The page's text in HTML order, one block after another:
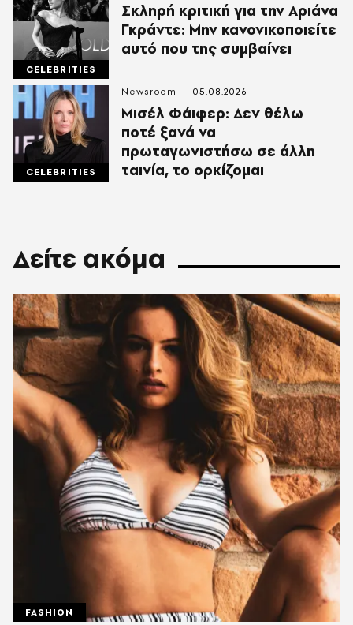
CELEBRITIES
Σκληρή κριτική για την Αριάνα
Γκράντε: Μην κανονικοποιείτε
αυτό που της συμβαίνει
CELEBRITIES
Μισέλ Φάιφερ: Δεν θέλω
ποτέ ξανά να
πρωταγωνιστήσω σε άλλη
ταινία, το ορκίζομαι
Newsroom 05.08.2026
Δείτε ακόμα
FASHION